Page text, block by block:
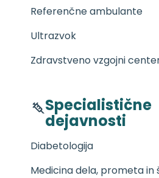
Referenčne ambulante
Ultrazvok
Zdravstveno vzgojni
Specialistične
dejavnosti
Diabetologija
Medicina dela, prometa in